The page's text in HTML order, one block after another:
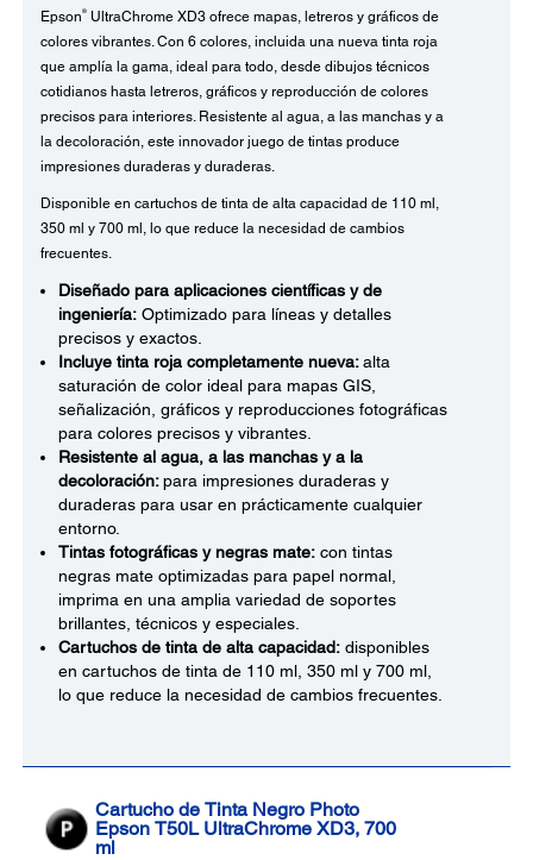
Epson ®
UltraChrome XD3 ofrece mapas, letreros y gráficos de
colores vibrantes. Con 6 colores, incluida una nueva tinta roja
que amplía la gama, ideal para todo, desde dibujos técnicos
cotidianos hasta letreros, gráficos y reproducción de colores
precisos para interiores. Resistente al agua, a las manchas y a
la decoloración, este innovador juego de tintas produce
impresiones duraderas y duraderas.
Disponible en cartuchos de tinta de alta capacidad de 110 ml,
350 ml y 700 ml, lo que reduce la necesidad de cambios
frecuentes.
Diseñado para aplicaciones científicas y de
ingeniería: Optimizado para líneas y detalles
precisos y exactos.
Incluye tinta roja completamente nueva:alta
saturación de color ideal para mapas GIS,
señalización, gráficos y reproducciones fotográficas
para colores precisos y vibrantes.
Resistente al agua, a las manchas y a la
decoloración:para impresiones duraderas y
duraderas para usar en prácticamente cualquier
entorno.
Tintas fotográficas y negras mate: con tintas
negras mate optimizadas para papel normal,
imprima en una amplia variedad de soportes
brillantes, técnicos y especiales.
Cartuchos de tinta de alta capacidad: disponibles
en cartuchos de tinta de 110 ml, 350 ml y 700 ml,
lo que reduce la necesidad de cambios frecuentes.
Cartucho de Tinta Negro Photo
Epson T50L UltraChrome XD3, 700
ml